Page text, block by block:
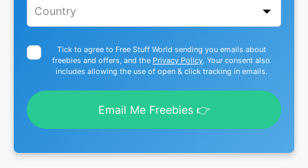
Tick to agree to Free Stuff World sending you emails about
freebies and offers, and the Privacy Policy. Your consent also
includes allowing the use of open & click tracking in emails.
Email Me Freebies 👉